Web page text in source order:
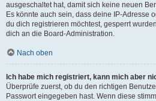
ausgeschaltet hat, damit sich keine neuen
Es könnte auch sein, dass deine IP-Adresse
du dich registrieren möchtest, gesperrt
dich an die Board-Administration.
Nach oben
Ich habe mich registriert, kann mich aber
Überprüfe zuerst, ob du den richtigen
Passwort eingegeben hast. Wenn diese